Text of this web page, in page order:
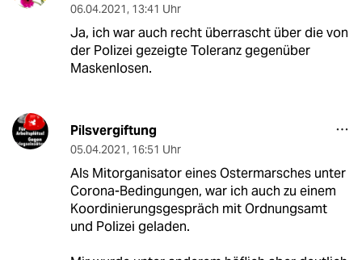
06.04.2021, 13:41 Uhr
Ja, ich war auch recht überrascht über die von
der Polizei gezeigte Toleranz gegenüber
Maskenlosen.
Pilsvergiftung
05.04.2021, 16:51 Uhr
Als Mitorganisator eines Ostermarsches unter
Corona-Bedingungen, war ich auch zu einem
Koordinierungsgespräch mit Ordnungsamt
und Polizei geladen.